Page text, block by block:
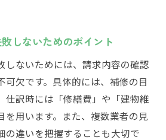
しないためのポイント
しないためには、請求内容の確認
可欠です。具体的には、補修の目
仕訳時には「修繕費」や「建物維
を用います。また、複数業者の見
の違いを把握することも大切で